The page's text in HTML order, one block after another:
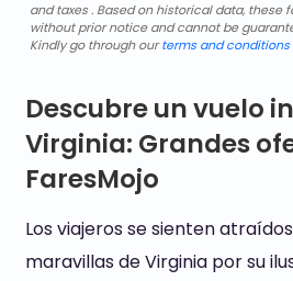
and taxes . Based on historical data, these
without prior notice and cannot be
Kindly go through ourterms and conditions
Descubre un vuelo
Virginia: Grandes
FaresMojo
Los viajeros se sienten
maravillas de Virginia por su